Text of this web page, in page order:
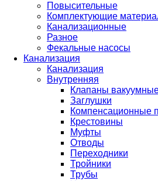
Повысительные
Комплектующие
Канализационные
Разное
Фекальные насосы
Канализация
Канализация
Внутренняя
Клапаны
Заглушки
Компенсационные
Крестовины
Муфты
Отводы
Переходники
Тройники
Трубы